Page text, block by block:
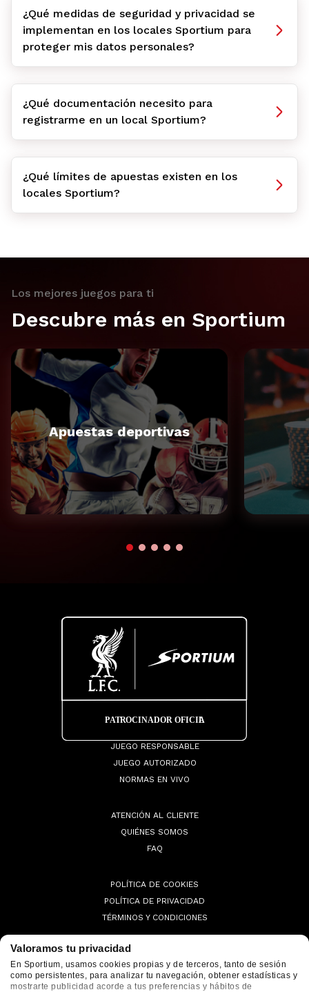
Valoramos tu privacidad
En Sportium, usamos cookies propias y de terceros, tanto de sesión
como persistentes, para analizar tu navegación, obtener estadísticas y
mostrarte publicidad acorde a tus preferencias y hábitos de
¿Qué medidas de seguridad y privacidad se
implementan en los locales Sportium para
proteger mis datos personales?
¿Qué documentación necesito para
registrarme en un local Sportium?
¿Qué límites de apuestas existen en los
locales Sportium?
Los mejores juegos para ti
Descubre más en Sportium
Apuestas deportivas
JUEGO RESPONSABLE
JUEGO AUTORIZADO
NORMAS EN VIVO
ATENCIÓN AL CLIENTE
QUIÉNES SOMOS
FAQ
POLÍTICA DE COOKIES
POLÍTICA DE PRIVACIDAD
TÉRMINOS Y CONDICIONES
© 2026 Sportium. All Rights Reserved.